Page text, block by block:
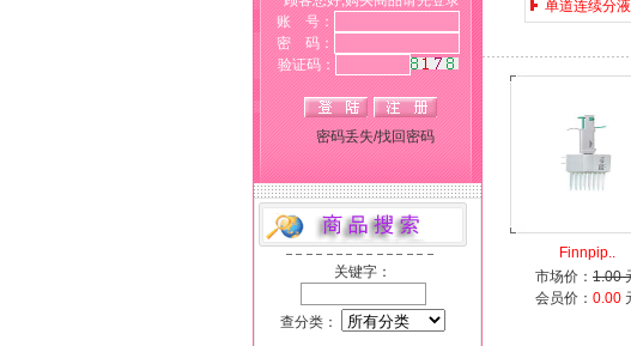
账 号：
密 码：
验证码：
密码丢失/找回密码
关键字：
查分类：
单道连续分
Finnpip..
市场价： 1.00
会员价： 0.00